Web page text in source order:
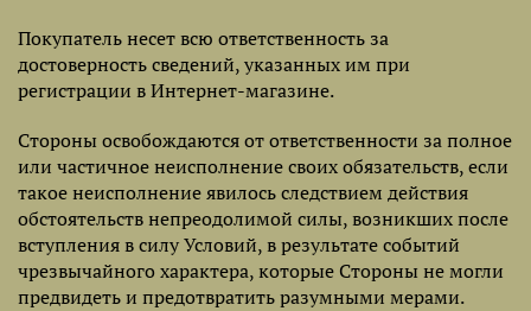
Покупатель несет всю ответственность за
достоверность сведений, указанных им при
регистрации в Интернет-магазине.
Стороны освобождаются от ответственности за полное
или частичное неисполнение своих обязательств, если
такое неисполнение явилось следствием действия
обстоятельств непреодолимой силы, возникших после
вступления в силу Условий, в результате событий
чрезвычайного характера, которые Стороны не могли
предвидеть и предотвратить разумными мерами.